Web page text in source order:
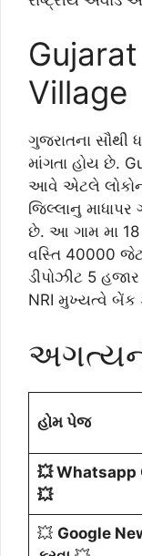
Village
ગુજરાતના સૌથી
માંગતા હોય છે.
આવે એટલે
જિલ્લાનુ
છે. આ ગામ મા
વસ્તિ 40000
ડીપોઝીટ 5
NRI મુખ્યત્વે બેંક
હોમ પેજ
💥 Whatsapp
💥
💥 Google